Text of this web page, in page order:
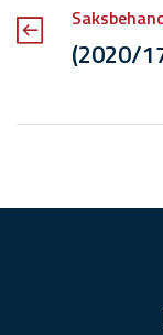
(2020/